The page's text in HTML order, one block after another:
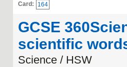
Card: 164
GCSE
scientific
Science / HSW